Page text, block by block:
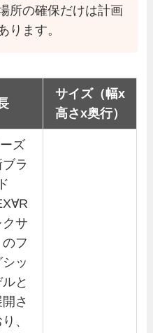
所の確保だけは計画
ります。
サイズ（幅x
高さx奥行）
ズ
ラ
クサ
フ
ッ
と
さ
、